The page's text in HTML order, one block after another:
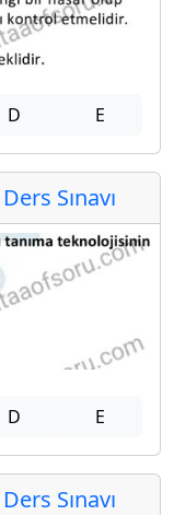
D E
Sınavı
D E
Sınavı